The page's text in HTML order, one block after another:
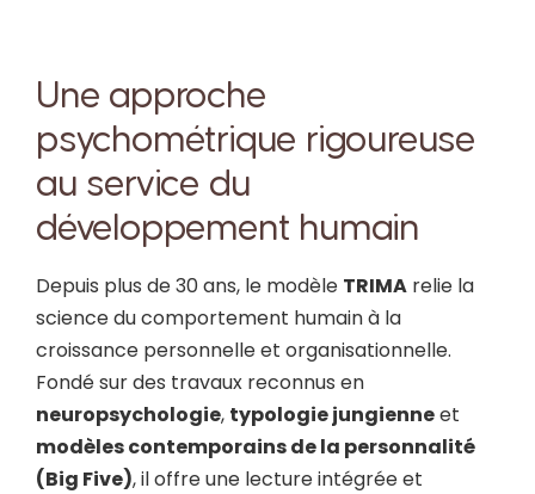
Une approche
psychométrique rigoureuse
au service du
développement humain
Depuis plus de 30 ans, le modèle TRIMA relie la
science du comportement humain à la
croissance personnelle et organisationnelle.
Fondé sur des travaux reconnus en
neuropsychologie, typologie jungienneet
modèles contemporains de la personnalité
(Big Five), il offre une lecture intégrée et